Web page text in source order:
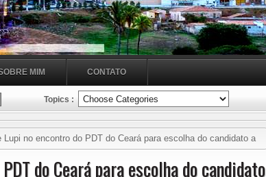
MIM CONTATO
Topics :
Lupi no encontro do PDT do Ceará para escolha do candidato a
do Ceará para escolha do candidato